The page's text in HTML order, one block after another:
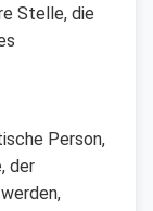
Stelle, die
Person,
der